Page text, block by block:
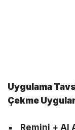
Uygulama
Çekme
Remini + AI